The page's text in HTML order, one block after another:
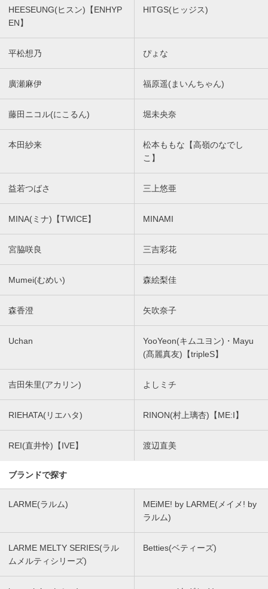
HEESEUNG(ヒスン)【ENHYP
EN】
HITGS(ヒッジス)
平松想乃 ぴょな
廣瀬麻伊 福原遥(まいんちゃん)
藤田ニコル(にこるん) 堀未央奈
本田紗来
松本ももな【高嶺のなでし
こ】
益若つばさ 三上悠亜
MINA(ミナ)【TWICE】 MINAMI
宮脇咲良 三吉彩花
Mumei(むめい) 森絵梨佳
森香澄 矢吹奈子
Uchan
YooYeon(キムユヨン)・Mayu
(髙麗真友)【tripleS】
吉田朱里(アカリン) よしミチ
RIEHATA(リエハタ) RINON(村上璃杏)【ME:I】
REI(直井怜)【IVE】 渡辺直美
ブランドで探す
LARME(ラルム)
MEiME! by LARME(メイメ! by
ラルム)
LARME MELTY SERIES(ラル
ムメルティシリーズ)
Betties(ベティーズ)